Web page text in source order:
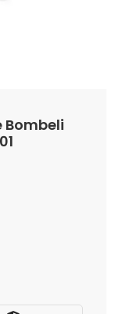
Bombeli